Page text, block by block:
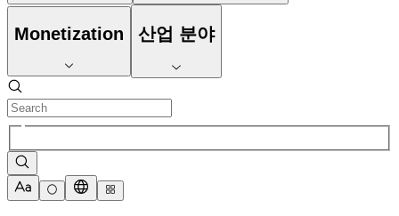
Monetization 산업 분야